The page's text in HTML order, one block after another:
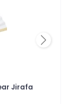
Jirafa
Next